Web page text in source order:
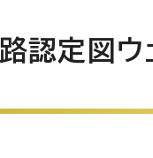
認定図ウ